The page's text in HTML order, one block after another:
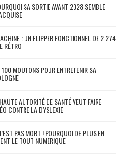
SA SORTIE AVANT 2028 SEMBLE
: UN FLIPPER FONCTIONNEL DE 2 274
RÉTRO
MOUTONS POUR ENTRETENIR SA
AUTORITÉ DE SANTÉ VEUT FAIRE
CONTRE LA DYSLEXIE
PAS MORT ! POURQUOI DE PLUS EN
LE TOUT NUMÉRIQUE